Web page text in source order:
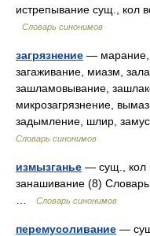
истрепывание сущ., кол
Словарь синонимов
загрязнение — марание,
загаживание, миазм,
зашламовывание,
микрозагрязнение,
задымление, шлир,
Словарь синонимов
измызганье — сущ., кол
занашивание (8)
Словарь синонимов
перемусоливание —